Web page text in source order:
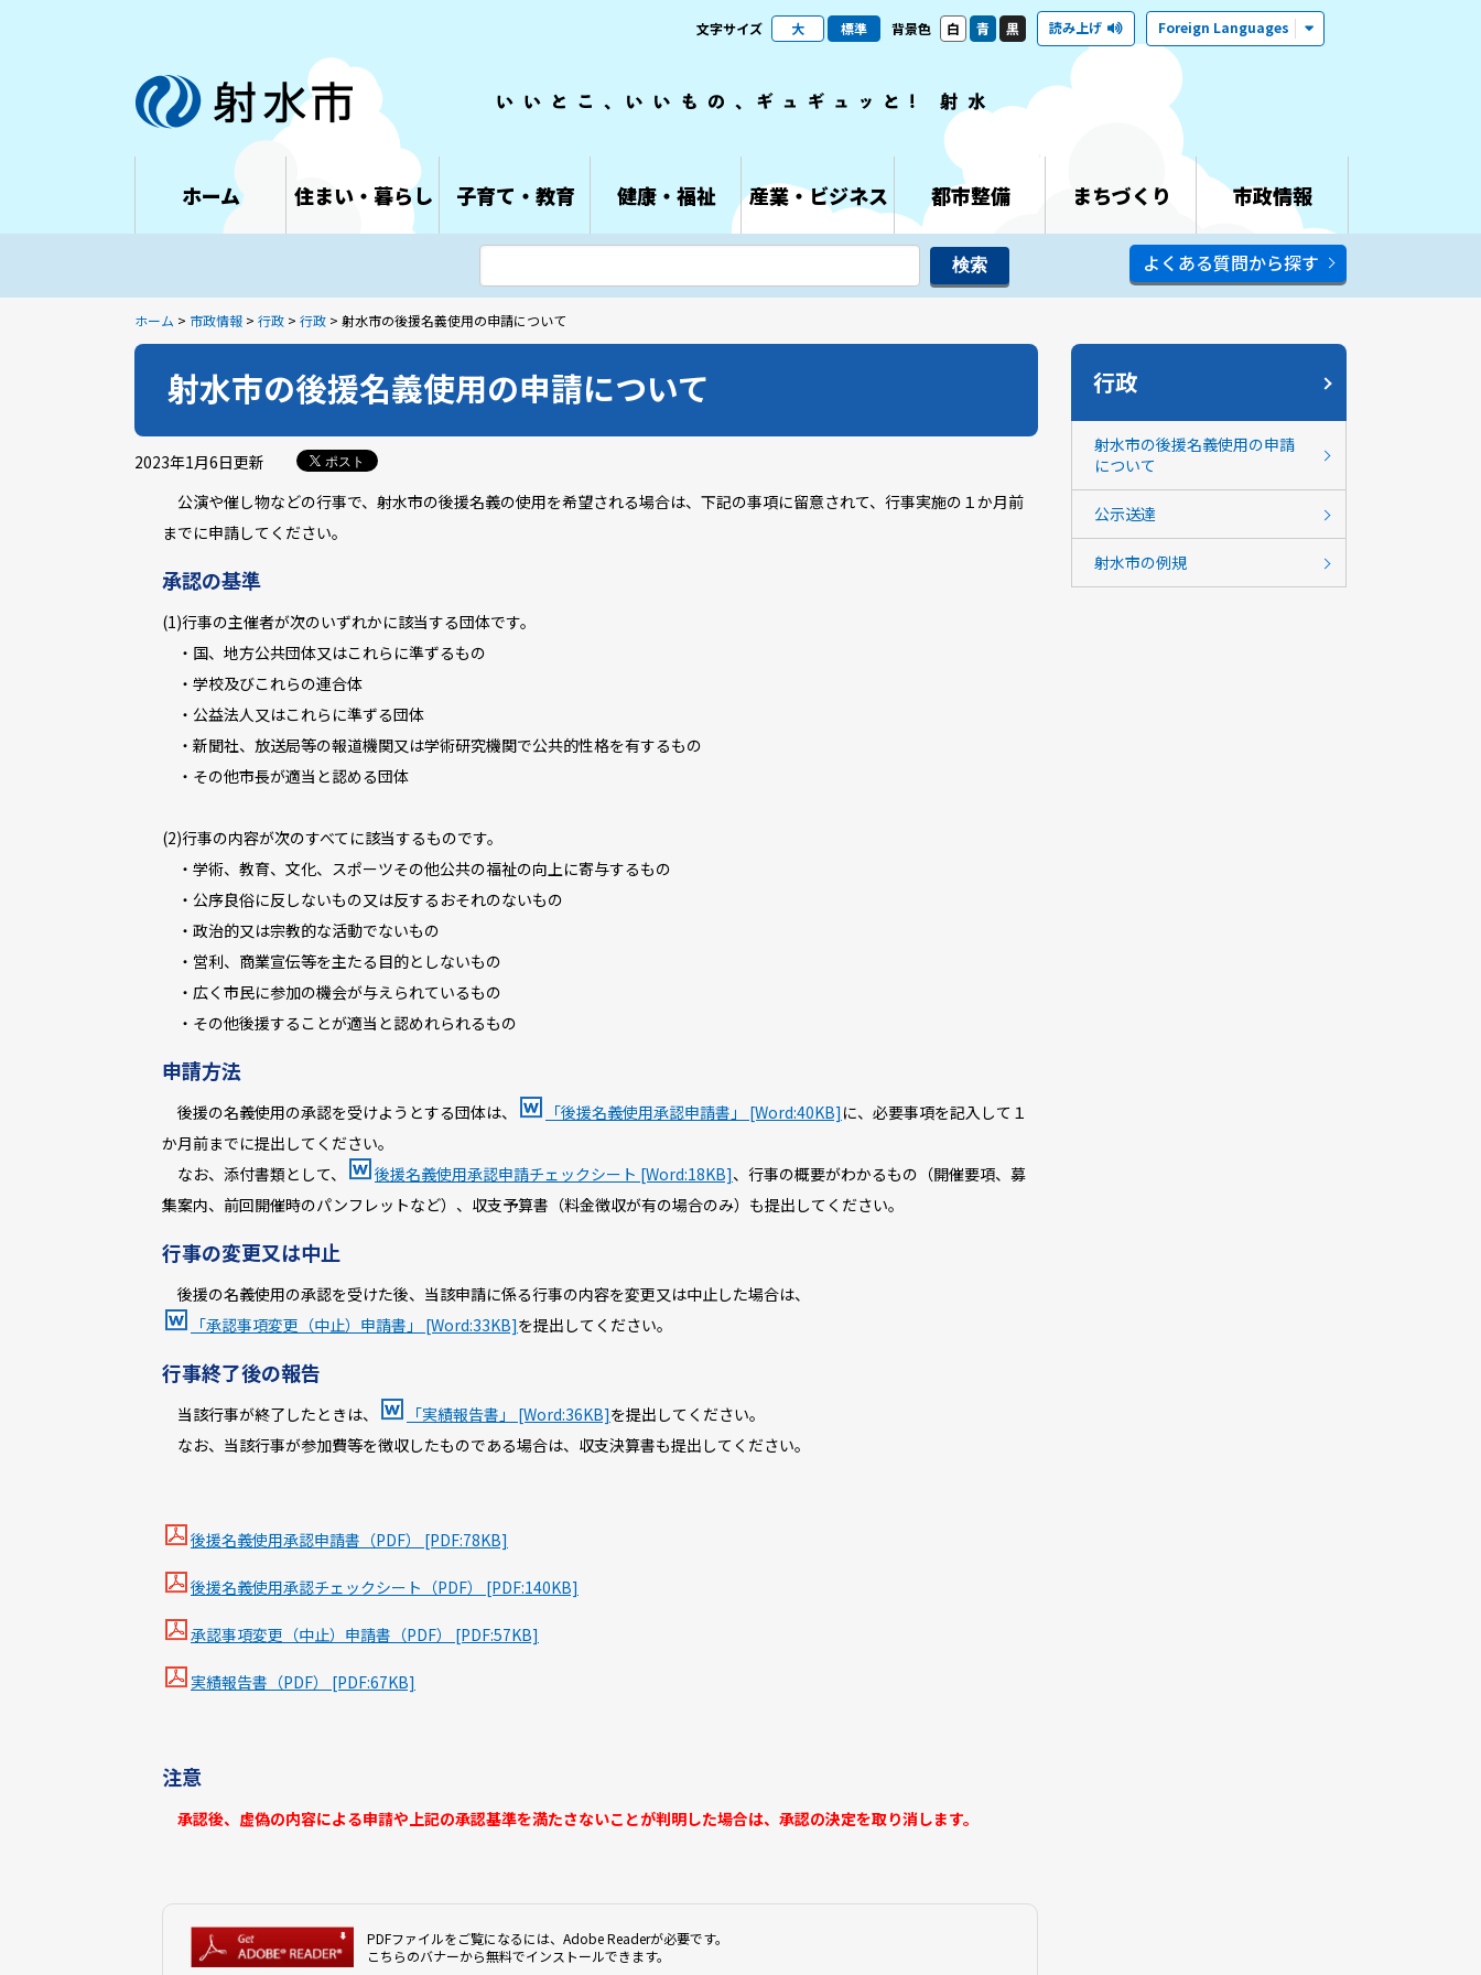
文字サイズ 大 標準 背景色 白 青 黒 読み上げ Foreign Languages
ホーム 住まい・暮らし 子育て・教育 健康・福祉 産業・ビジネス 都市整備 まちづくり 市政情報
よくある質問から探す
ホーム > 市政情報 > 行政 > 行政 > 射水市の後援名義使用の申請について
射水市の後援名義使用の申請について
2023年1月6日更新 ポスト
公演や催し物などの行事で、射水市の後援名義の使用を希望される場合は、下記の事項に留意されて、行事実施の１か月前
までに申請してください。
承認の基準
(1)行事の主催者が次のいずれかに該当する団体です。
・国、地方公共団体又はこれらに準ずるもの
・学校及びこれらの連合体
・公益法人又はこれらに準ずる団体
・新聞社、放送局等の報道機関又は学術研究機関で公共的性格を有するもの
・その他市長が適当と認める団体
(2)行事の内容が次のすべてに該当するものです。
・学術、教育、文化、スポーツその他公共の福祉の向上に寄与するもの
・公序良俗に反しないもの又は反するおそれのないもの
・政治的又は宗教的な活動でないもの
・営利、商業宣伝等を主たる目的としないもの
・広く市民に参加の機会が与えられているもの
・その他後援することが適当と認めれられるもの
申請方法
後援の名義使用の承認を受けようとする団体は、 「後援名義使用承認申請書」 [Word:40KB] に、必要事項を記入して１
か月前までに提出してください。
なお、添付書類として、
後援名義使用承認申請チェックシート [Word:18KB]、行事の概要がわかるもの（開催要項、募
集案内、前回開催時のパンフレットなど）、収支予算書（料金徴収が有の場合のみ）も提出してください。
行事の変更又は中止
後援の名義使用の承認を受けた後、当該申請に係る行事の内容を変更又は中止した場合は、
「承認事項変更（中止）申請書」 [Word:33KB]を提出してください。
行事終了後の報告
当該行事が終了したときは、 「実績報告書」 [Word:36KB]を提出してください。
なお、当該行事が参加費等を徴収したものである場合は、収支決算書も提出してください。
後援名義使用承認申請書（PDF） [PDF:78KB]
後援名義使用承認チェックシート（PDF） [PDF:140KB]
承認事項変更（中止）申請書（PDF） [PDF:57KB]
実績報告書（PDF） [PDF:67KB]
注意
承認後、虚偽の内容による申請や上記の承認基準を満たさないことが判明した場合は、承認の決定を取り消します。
PDFファイルをご覧になるには、Adobe Readerが必要です。
こちらのバナーから無料でインストールできます。
行政
射水市の後援名義使用の申請
について
公示送達
射水市の例規